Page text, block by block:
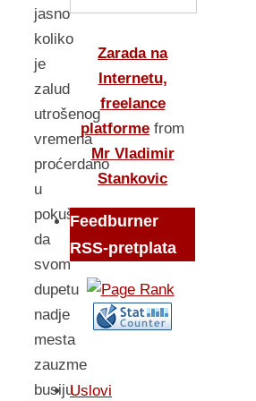
jasno
koliko
je
zalud
utrošenog
vremena
proćerdano
u
pokušajima
da
svom
dupetu
nadje
mesta
zauzme
busiju
Zarada na
Internetu,
freelance
platforme from
Mr Vladimir
Stankovic
Feedburner
RSS-pretplata
Uslovi